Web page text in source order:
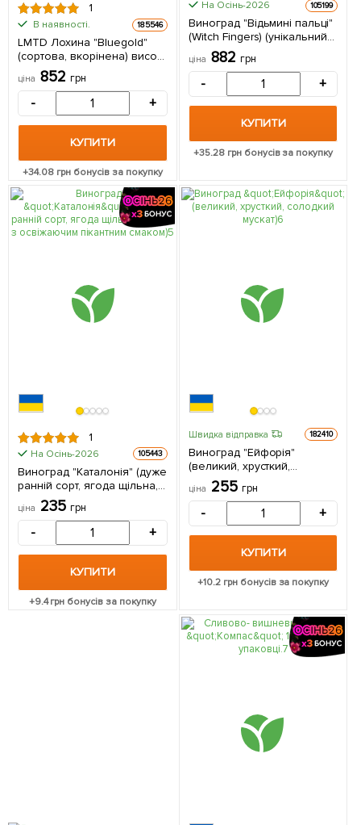
1
В наявності. 185546
LMTD Лохина "Bluegold"
(сортова, вкорінена) висота
50-70см 1 саджанець в
упаковці Нідерланди
ціна 852 грн
- +
КУПИТИ
+34.08грн бонусів за покупку
На Осінь-2026 105199
Виноград "Відьмині пальці"
(Witch Fingers) (унікальний
сорт) 1 саджанець в
упаковці
ціна 882 грн
- +
КУПИТИ
+35.28грн бонусів за покупку
1
На Осінь-2026 105443
Виноград "Каталонія" (дуже
ранній сорт, ягода щільна,
хрумка, з освіжаючим
пікантним смаком) 1
саджанець в упаковці
ціна 235 грн
- +
КУПИТИ
+9.4грн бонусів за покупку
Швидка відправка 182410
Виноград "Ейфорія"
(великий, хрусткий,
солодкий мускат) 1
саджанець в упаковці
ціна 255 грн
- +
КУПИТИ
+10.2грн бонусів за покупку